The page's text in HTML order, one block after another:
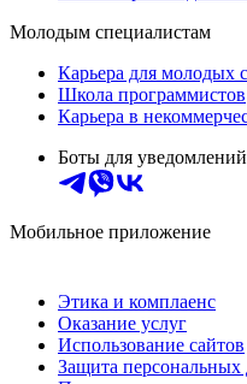
Молодым специалистам
Карьера для молодых
Школа программистов
Карьера в
Боты для уведомлений
Мобильное приложение
Этика и комплаенс
Оказание услуг
Использование сайтов
Защита